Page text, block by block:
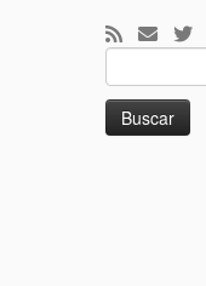
Buscar: